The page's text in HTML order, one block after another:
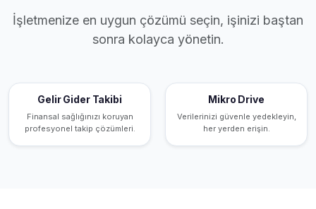
İşletmenize en uygun çözümü seçin, işinizi baştan
sonra kolayca yönetin.
Gelir Gider Takibi
Finansal sağlığınızı koruyan
profesyonel takip çözümleri.
Mikro Drive
Verilerinizi güvenle yedekleyin,
her yerden erişin.